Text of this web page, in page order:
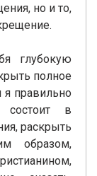
но и то,
глубокую
полное
правильно
в
раскрыть
образом,